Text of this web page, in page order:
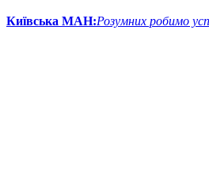
Київська МАН:Розумних робимо